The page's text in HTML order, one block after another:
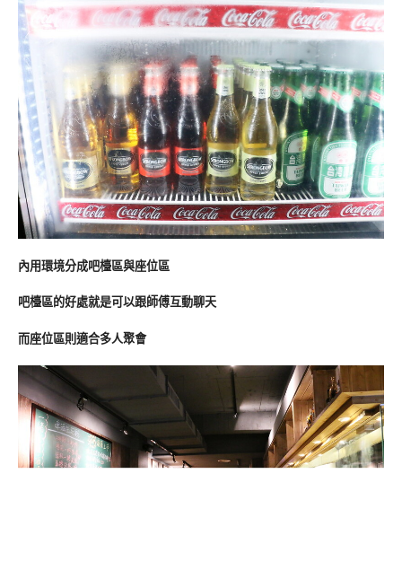
內用環境分成吧檯區與座位區
吧檯區的好處就是可以跟師傅互動聊天
而座位區則適合多人聚會